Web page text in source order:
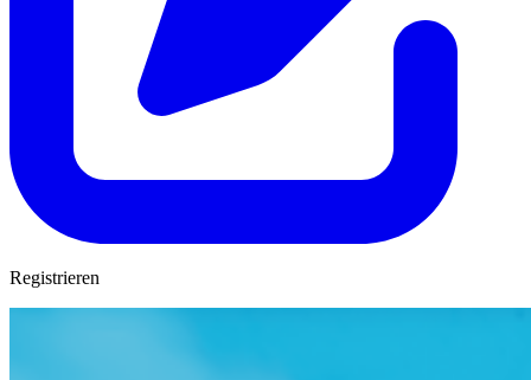
Registrieren